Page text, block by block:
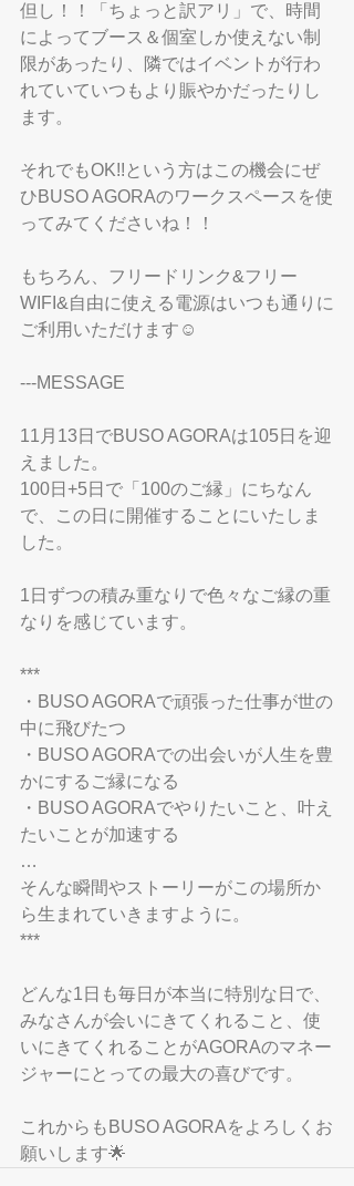
但し！！「ちょっと訳アリ」で、時間
によってブース＆個室しか使えない制
限があったり、隣ではイベントが行わ
れていていつもより賑やかだったりし
ます。
それでもOK!!という方はこの機会にぜ
ひBUSO AGORAのワークスペースを使
ってみてくださいね！！
もちろん、フリードリンク&フリー
WIFI&自由に使える電源はいつも通りに
ご利用いただけます☺️
---MESSAGE
11月13日でBUSO AGORAは105日を迎
えました。
100日+5日で「100のご縁」にちなん
で、この日に開催することにいたしま
した。
1日ずつの積み重なりで色々なご縁の重
なりを感じています。
***
・BUSO AGORAで頑張った仕事が世の
中に飛びたつ
・BUSO AGORAでの出会いが人生を豊
かにするご縁になる
・BUSO AGORAでやりたいこと、叶え
たいことが加速する
…
そんな瞬間やストーリーがこの場所か
ら生まれていきますように。
***
どんな1日も毎日が本当に特別な日で、
みなさんが会いにきてくれること、使
いにきてくれることがAGORAのマネー
ジャーにとっての最大の喜びです。
これからもBUSO AGORAをよろしくお
願いします🌟